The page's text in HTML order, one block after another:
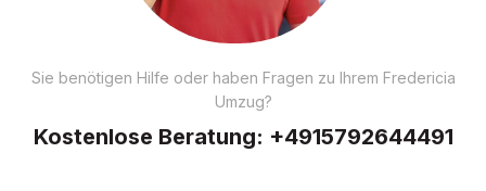
Sie benötigen Hilfe oder haben Fragen zu Ihrem Fredericia
Umzug?
Kostenlose Beratung: +4915792644491